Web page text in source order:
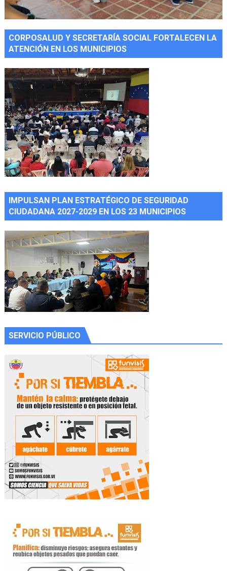
CORPOSALUD Y SECRETARÍA SOCIAL FORTALECEN LA
ATENCIÓN EN LOS MUNICIPIOS
IMPULSAN PLAN ESTRATÉGICO DE SEGURIDAD
CIUDADANA 2027-2029 EN LOS 23 MUNICIPIOS
SERVICIO PÚBLICO